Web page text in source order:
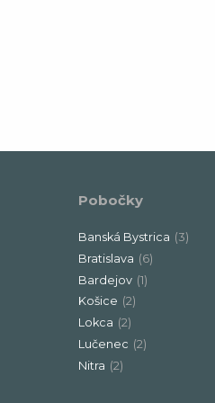
Pobočky
Banská Bystrica (3)
Bratislava (6)
Bardejov (1)
Košice (2)
Lokca (2)
Lučenec (2)
Nitra (2)